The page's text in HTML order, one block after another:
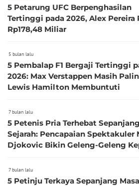
5 Petarung UFC Berpenghasilan
Tertinggi pada 2026, Alex Pereira
Rp178,48 Miliar
5 bulan lalu
5 Pembalap F1 Bergaji Tertinggi
2026: Max Verstappen Masih
Lewis Hamilton Membuntuti
7 bulan lalu
5 Petenis Pria Terhebat Sepanjang
Sejarah: Pencapaian Spektakuler
Djokovic Bikin Geleng-Geleng
7 bulan lalu
5 Petinju Terkaya Sepanjang